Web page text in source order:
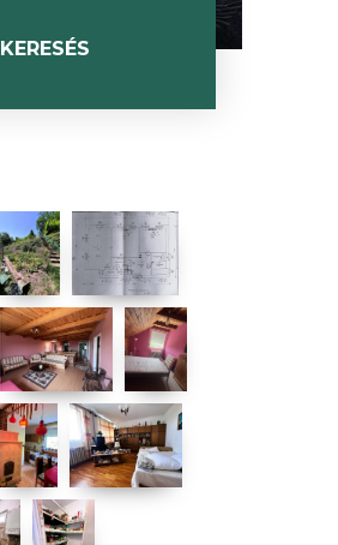
KERESÉS